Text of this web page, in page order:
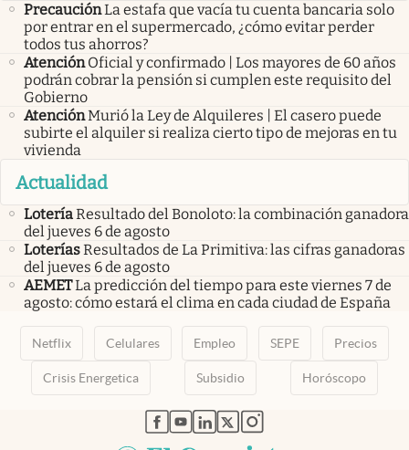
PrecauciónLa estafa que vacía tu cuenta bancaria solo
por entrar en el supermercado, ¿cómo evitar perder
todos tus ahorros?
Atención Oficial y confirmado | Los mayores de 60 años
podrán cobrar la pensión si cumplen este requisito del
Gobierno
AtenciónMurió la Ley de Alquileres | El casero puede
subirte el alquiler si realiza cierto tipo de mejoras en tu
vivienda
Actualidad
LoteríaResultado del Bonoloto: la combinación ganadora
del jueves 6 de agosto
LoteríasResultados de La Primitiva: las cifras ganadoras
del jueves 6 de agosto
AEMETLa predicción del tiempo para este viernes 7 de
agosto: cómo estará el clima en cada ciudad de España
Netflix Celulares Empleo SEPE Precios
Crisis Energetica Subsidio Horóscopo
abre en nueva pestaña
abre en nueva pestaña
abre en nueva pestaña
abre en nueva pestaña
abre en nueva pestaña